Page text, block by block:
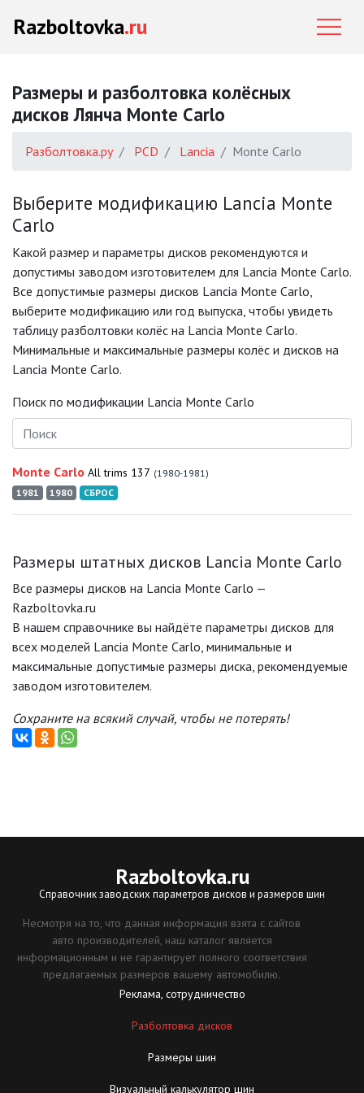
Razboltovka.ru
Размеры и разболтовка колёсных
дисков Лянча Monte Carlo
Разболтовка.ру PCD Lancia Monte Carlo
Выберите модификацию Lancia Monte
Carlo
Какой размер и параметры дисков рекомендуются и
допустимы заводом изготовителем для Lancia Monte Carlo.
Все допустимые размеры дисков Lancia Monte Carlo,
выберите модификацию или год выпуска, чтобы увидеть
таблицу разболтовки колёс на Lancia Monte Carlo.
Минимальные и максимальные размеры колёс и дисков на
Lancia Monte Carlo.
Поиск по модификации Lancia Monte Carlo
Monte Carlo All trims 137 (1980-1981)
1981
1980 СБРОС
Размеры штатных дисков Lancia Monte Carlo
Все размеры дисков на Lancia Monte Carlo —
Razboltovka.ru
В нашем справочнике вы найдёте параметры дисков для
всех моделей Lancia Monte Carlo, минимальные и
максимальные допустимые размеры диска, рекомендуемые
заводом изготовителем.
Сохраните на всякий случай, чтобы не потерять!
Razboltovka.ru
Справочник заводских параметров дисков и размеров шин
Несмотря на то, что данная информация взята с сайтов
авто производителей, наш каталог является
информационным и не гарантирует полного соответствия
предлагаемых размеров вашему автомобилю.
Реклама, сотрудничество
Разболтовка дисков
Размеры шин
Визуальный калькулятор шин